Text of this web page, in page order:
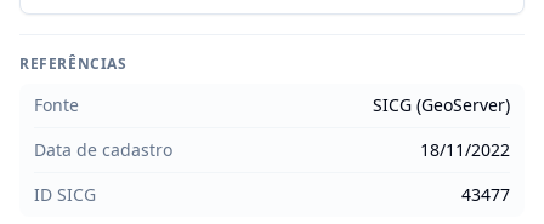
REFERÊNCIAS
Fonte
SICG (GeoServer)
Data de cadastro
18/11/2022
ID SICG
43477